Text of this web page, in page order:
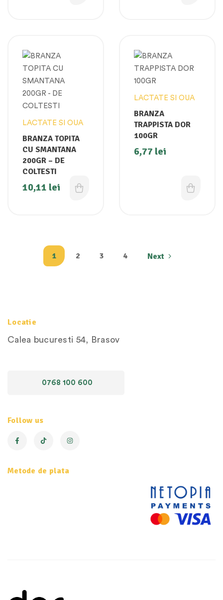
LACTATE SI OUA
BRANZA TOPITA
CU SMANTANA
200GR – DE
COLTESTI
10,11 lei
LACTATE SI OUA
BRANZA
TRAPPISTA DOR
100GR
6,77 lei
1 2 3 4 Next
Locatie
Calea bucuresti 54, Brasov
0768 100 600
Follow us
Metode de plata